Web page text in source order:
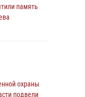
память
охраны
подвели